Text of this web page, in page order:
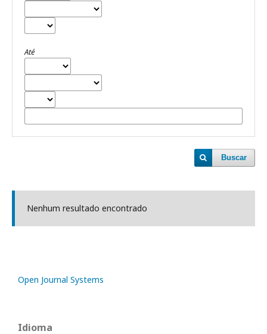
Até
Buscar
Nenhum resultado encontrado
Open Journal Systems
Idioma